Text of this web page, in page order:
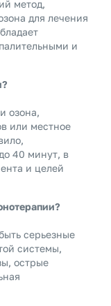
метод,
для лечения
и
озона,
или местное
40 минут, в
и целей
серьезные
системы,
острые